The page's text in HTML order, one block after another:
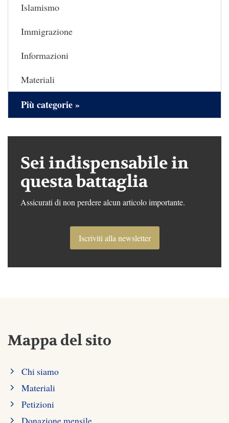
Islamismo
Immigrazione
Informazioni
Materiali
Più categorie »
Sei indispensabile in
questa battaglia
Assicurati di non perdere alcun articolo importante.
Iscriviti alla newsletter
Mappa del sito
Chi siamo
Materiali
Petizioni
Donazione mensile